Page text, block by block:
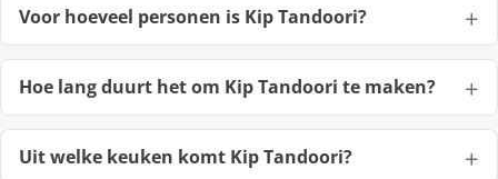
Voor hoeveel personen is Kip Tandoori?
Hoe lang duurt het om Kip Tandoori te maken?
Uit welke keuken komt Kip Tandoori?